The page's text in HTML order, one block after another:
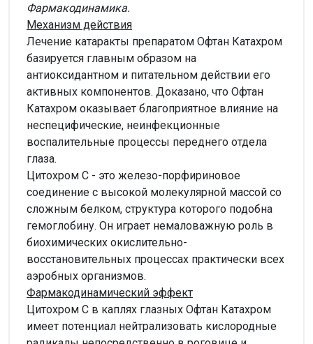
Фармакодинамика.
Механизм действия
Лечение катаракты препаратом Офтан Катахром
базируется главным образом на
антиоксидантном и питательном действии его
активных компонентов. Доказано, что Офтан
Катахром оказывает благоприятное влияние на
неспецифические, неинфекционные
воспалительные процессы переднего отдела
глаза.
Цитохром C - это железо-порфириновое
соединение с высокой молекулярной массой со
сложным белком, структура которого подобна
гемоглобину. Он играет немаловажную роль в
биохимических окислительно-
восстановительных процессах практически всех
аэробных организмов.
Фармакодинамический эффект
Цитохром С в каплях глазных Офтан Катахром
имеет потенциал нейтрализовать кислородные